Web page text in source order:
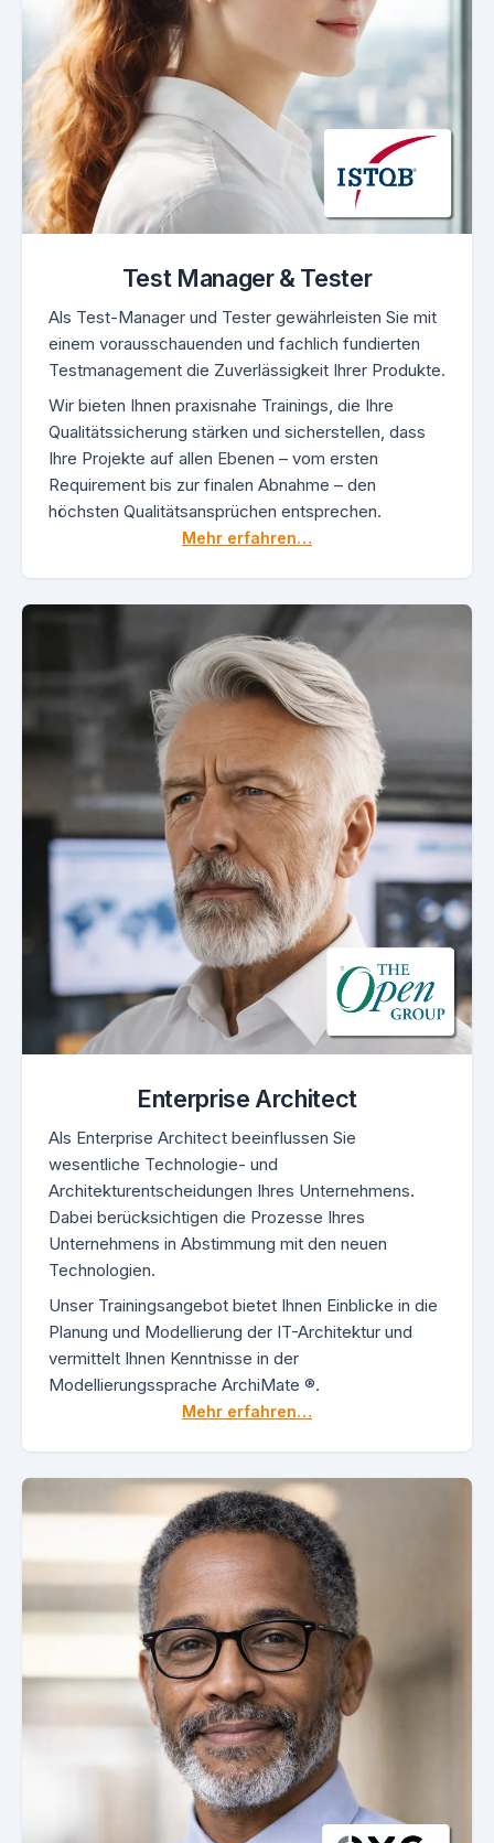
Test Manager & Tester
Als Test-Manager und Tester gewährleisten Sie mit
einem vorausschauenden und fachlich fundierten
Testmanagement die Zuverlässigkeit Ihrer Produkte.
Wir bieten Ihnen praxisnahe Trainings, die Ihre
Qualitätssicherung stärken und sicherstellen, dass
Ihre Projekte auf allen Ebenen – vom ersten
Requirement bis zur finalen Abnahme – den
höchsten Qualitätsansprüchen entsprechen.
Mehr erfahren…
Enterprise Architect
Als Enterprise Architect beeinflussen Sie
wesentliche Technologie- und
Architekturentscheidungen Ihres Unternehmens.
Dabei berücksichtigen die Prozesse Ihres
Unternehmens in Abstimmung mit den neuen
Technologien.
Unser Trainingsangebot bietet Ihnen Einblicke in die
Planung und Modellierung der IT-Architektur und
vermittelt Ihnen Kenntnisse in der
Modellierungssprache ArchiMate ®.
Mehr erfahren…